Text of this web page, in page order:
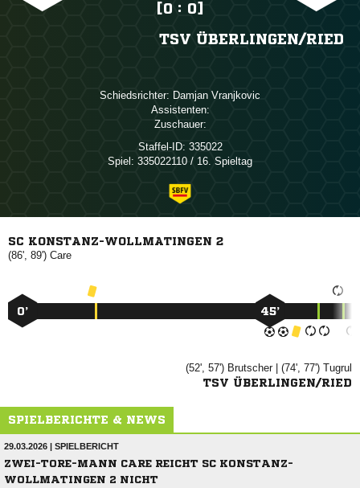
[0 : 0]
TSV ÜBERLINGEN/​RIED
Schiedsrichter:  
Assistenten:
Zuschauer:
Staffel-ID: 335022
Spiel: 335022110 / 16. Spieltag
SC KONSTANZ-WOLLMATINGEN 2
(86', 89') 
0’ 45’
(52', 57') | (74', 77') 
TSV ÜBERLINGEN/RIED
SPIELBERICHTE & NEWS
29.03.2026 | SPIELBERICHT
ZWEI-TORE-MANN CARE REICHT SC KONSTANZ-
WOLLMATINGEN 2 NICHT